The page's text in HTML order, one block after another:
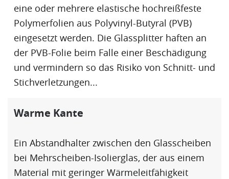
eine oder mehrere elastische hochreißfeste
Polymerfolien aus Polyvinyl-Butyral (PVB)
eingesetzt werden. Die Glassplitter haften an
der PVB-Folie beim Falle einer Beschädigung
und vermindern so das Risiko von Schnitt- und
Stichverletzungen...
Warme Kante
Ein Abstandhalter zwischen den Glasscheiben
bei Mehrscheiben-Isolierglas, der aus einem
Material mit geringer Wärmeleitfähigkeit